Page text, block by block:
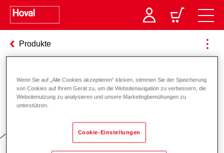
Produkte
Verantwortung für Energie und
Wenn Sie auf „Alle Cookies akzeptieren“ klicken, stimmen Sie der Speicherung
von Cookies auf Ihrem Gerät zu, um die Websitenavigation zu verbessern, die
Websitenutzung zu analysieren und unsere Marketingbemühungen zu
unterstützen.
Cookie-Einstellungen